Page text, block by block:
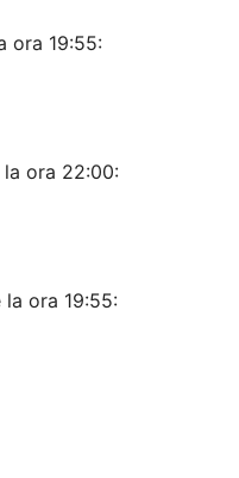
ora 19:55:
ora 22:00:
ora 19:55: